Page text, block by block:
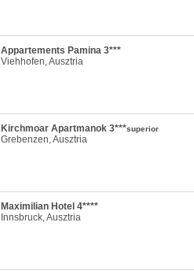
Appartements Pamina 3***
Viehhofen, Ausztria
Kirchmoar Apartmanok 3***superior
Grebenzen, Ausztria
Maximilian Hotel 4****
Innsbruck, Ausztria